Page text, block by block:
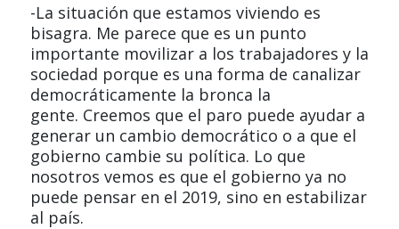
-La situación que estamos viviendo es
bisagra. Me parece que es un punto
importante movilizar a los trabajadores y la
sociedad porque es una forma de canalizar
democráticamente la bronca la
gente. Creemos que el paro puede ayudar a
generar un cambio democrático o a que el
gobierno cambie su política. Lo que
nosotros vemos es que el gobierno ya no
puede pensar en el 2019, sino en estabilizar
al país.